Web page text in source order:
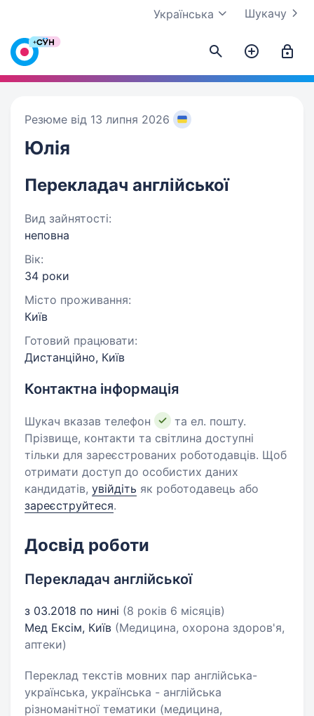
Шукачу
Українська
Резюме від 13 липня 2026
Юлія
Перекладач англійської
Вид зайнятості:
неповна
Вік:
34 роки
Місто проживання:
Київ
Готовий працювати:
Дистанційно, Київ
Контактна інформація
Шукач вказав телефон
та ел. пошту.
Прізвище, контакти та світлина доступні
тільки для зареєстрованих роботодавців. Щоб
отримати доступ до особистих даних
кандидатів, увійдіть як роботодавець або
зареєструйтеся.
Досвід роботи
Перекладач англійської
з 03.2018 по нині (8 років 6 місяців)
Мед Ексім, Київ (Медицина, охорона здоров'я,
аптеки)
Переклад текстів мовних пар англійська-
українська, українська - англійська
різноманітної тематики (медицина,